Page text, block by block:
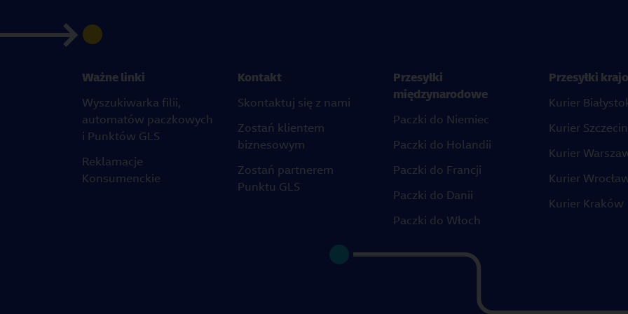
Ważne linki
Wyszukiwarka filii,
automatów paczkowych
i Punktów GLS
Reklamacje
Konsumenckie
Kontakt
Skontaktuj się z nami
Zostań klientem
biznesowym
Zostań partnerem
Punktu GLS
Przesyłki
międzynarodowe
Paczki do Niemiec
Paczki do Holandii
Paczki do Francji
Paczki do Danii
Paczki do Włoch
Przesyłki
Kurier
Kurier Szczecin
Kurier
Kurier
Kurier Kraków